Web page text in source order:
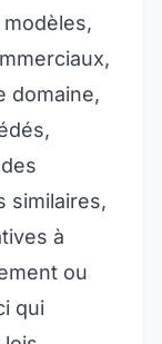
domaine,
similaires,
à
ou
qui